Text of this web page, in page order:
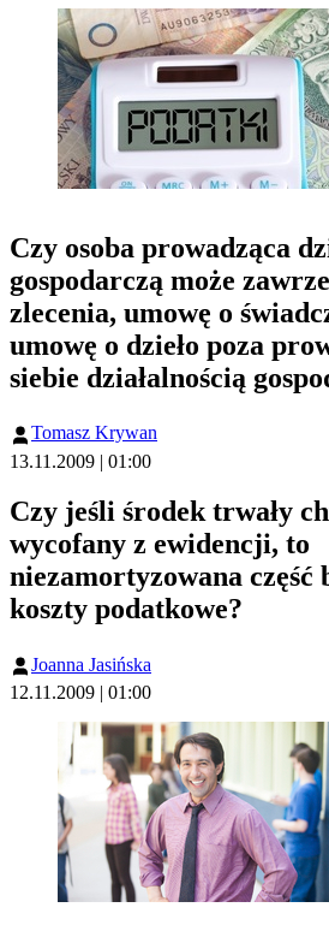
Czy osoba prowadząca
gospodarczą może
zlecenia, umowę o
umowę o dzieło poza
siebie działalnością
Tomasz Krywan
13.11.2009 | 01:00
Czy jeśli środek trwały
wycofany z ewidencji, to
niezamortyzowana część
koszty podatkowe?
Joanna Jasińska
12.11.2009 | 01:00